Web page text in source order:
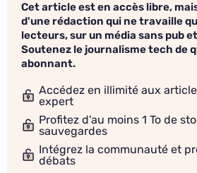
Cet article est en accès libre,
d'une rédaction qui ne travaille
lecteurs, sur un média sans pub
Soutenez le journalisme tech de
abonnant.
Accédez en illimité aux
expert
Profitez d'au moins 1 To de
sauvegardes
Intégrez la communauté et
débats